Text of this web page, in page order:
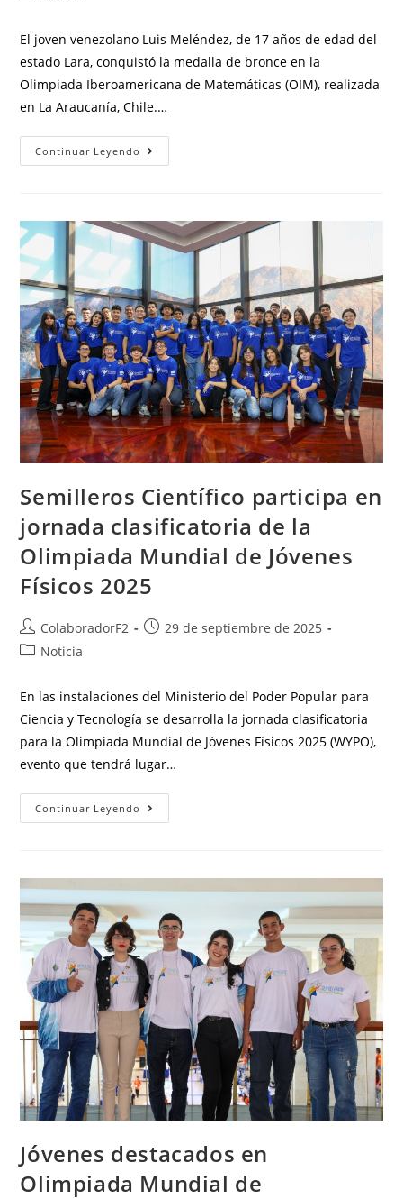
El joven venezolano Luis Meléndez, de 17 años de edad del
estado Lara, conquistó la medalla de bronce en la
Olimpiada Iberoamericana de Matemáticas (OIM), realizada
en La Araucanía, Chile.…
Continuar Leyendo
Semilleros Científico participa en
jornada clasificatoria de la
Olimpiada Mundial de Jóvenes
Físicos 2025
ColaboradorF2
29 de septiembre de 2025
Noticia
En las instalaciones del Ministerio del Poder Popular para
Ciencia y Tecnología se desarrolla la jornada clasificatoria
para la Olimpiada Mundial de Jóvenes Físicos 2025 (WYPO),
evento que tendrá lugar…
Continuar Leyendo
Jóvenes destacados en
Olimpiada Mundial de